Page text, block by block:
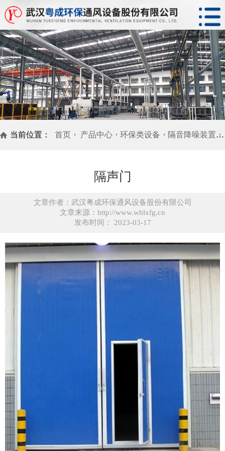
当前位置： 首页 产品中心 环保类设备 隔音降噪装置
隔声门
文章作者：武汉粤成环保通风设备股份有限公司
文章来源：http://www.whlxfg.cn
发布时间： 2023-03-17